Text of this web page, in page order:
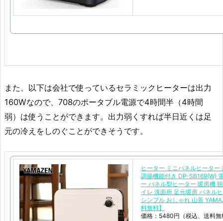
また、以下は会社で使っているセラミックヒーターは出力
160Wなので、708のポータブル電源で4時間半（4時間
弱）は使うことができます。出力弱くすれば半日近くは足
元の冷えをしのぐことができそうです。
ヒーター ミニパネルヒーター
調節機能付き DP-SB169(W)
ー パネル型ヒーター 暖房機
イレ 洗面所 足元暖房 パネル
シンプル おしゃれ 山善
料無料】
価格：5480円（税込、送料無